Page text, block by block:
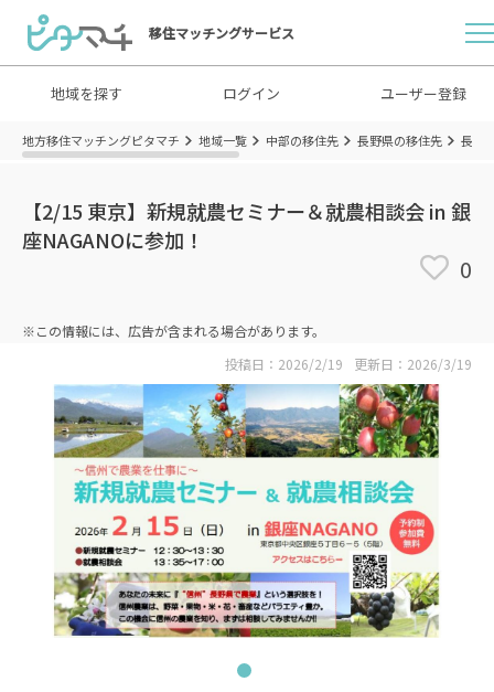
移住マッチングサービス
地域を探す ログイン ユーザー登録
地方移住マッチングピタマチ 地域一覧 中部の移住先 長野県の移住先 長野
【2/15 東京】新規就農セミナー＆就農相談会 in 銀
座NAGANOに参加！
0
※この情報には、広告が含まれる場合があります。
投稿日：2026/2/19
更新日：2026/3/19